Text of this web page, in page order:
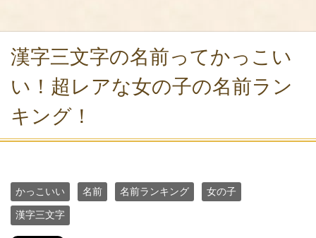
漢字三文字の名前ってかっこい
い！超レアな女の子の名前ラン
キング！
かっこいい 名前 名前ランキング 女の子
漢字三文字